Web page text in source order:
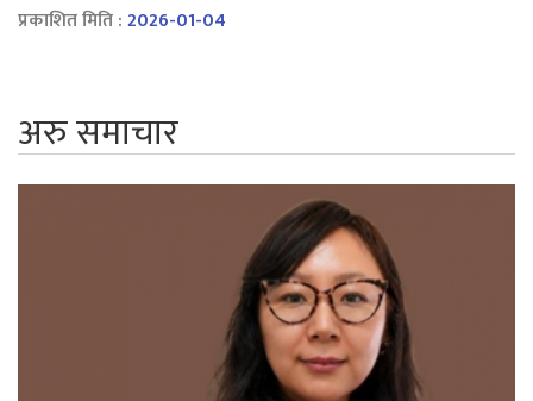
प्रकाशित मिति :2026-01-04
अरु समाचार